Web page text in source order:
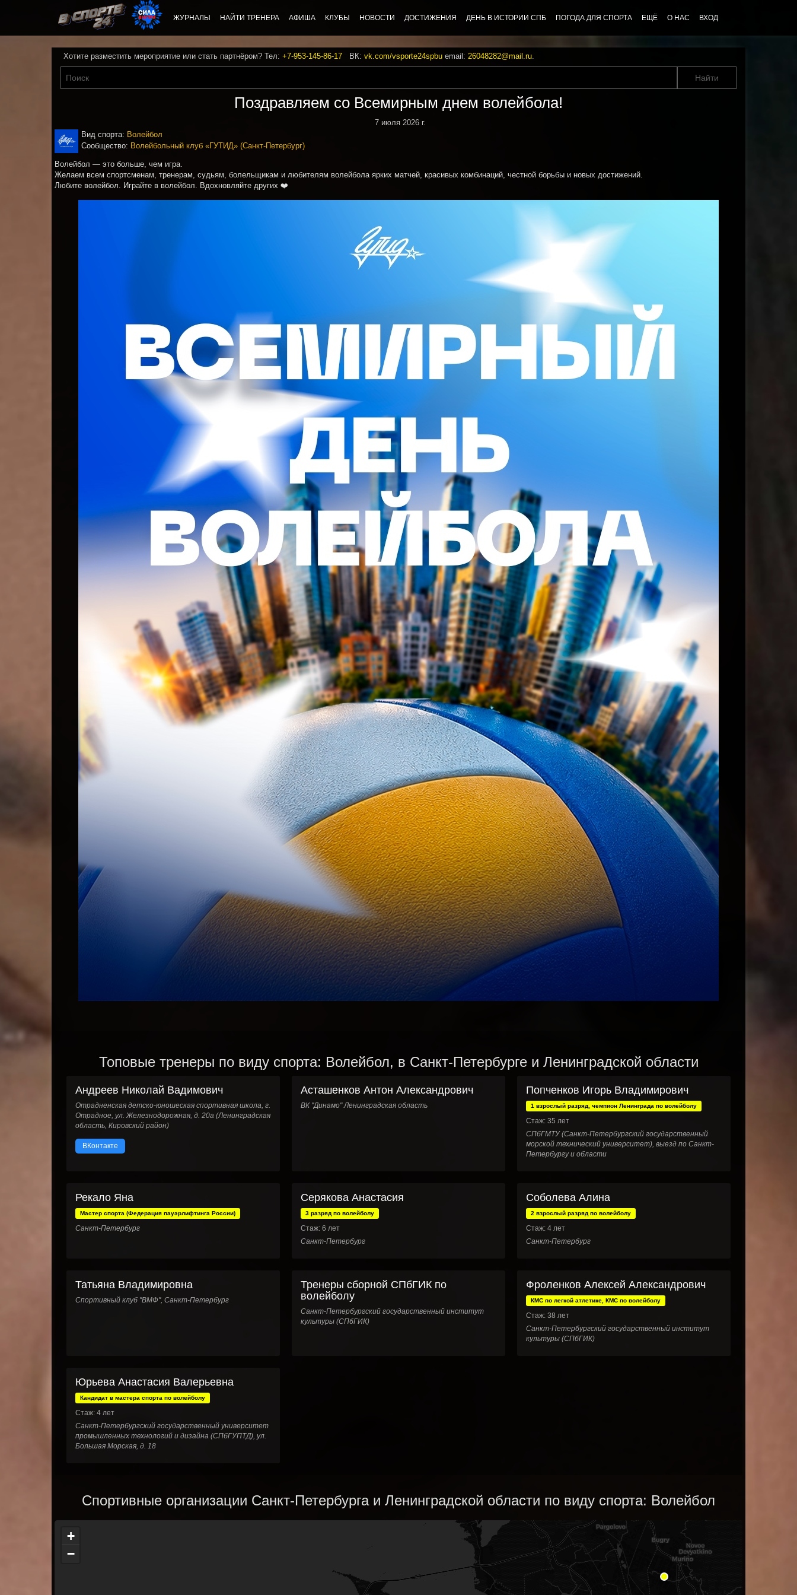
ЖУРНАЛЫ НАЙТИ ТРЕНЕРА АФИША КЛУБЫ НОВОСТИ ДОСТИЖЕНИЯ ДЕНЬ В ИСТОРИИ СПБ ПОГОДА ДЛЯ СПОРТА ЕЩЁ О НАС ВХОД
Хотите разместить мероприятие или стать партнёром? Тел: +7-953-145-86-17 ВК: vk.com/vsporte24spbu email: 26048282@mail.ru.
Поздравляем со Всемирным днем волейбола!
7 июля 2026 г.
Вид спорта: Волейбол
Сообщество: Волейбольный клуб «ГУТИД» (Санкт-Петербург)
Волейбол — это больше, чем игра.
Желаем всем спортсменам, тренерам, судьям, болельщикам и любителям волейбола ярких матчей, красивых комбинаций, честной борьбы и новых достижений.
Любите волейбол. Играйте в волейбол. Вдохновляйте других ❤️
Топовые тренеры по виду спорта: Волейбол, в Санкт-Петербурге и Ленинградской области
Андреев Николай Вадимович
Отрадненская детско-юношеская спортивная школа, г.
Отрадное, ул. Железнодорожная, д. 20а (Ленинградская
область, Кировский район)
ВКонтакте
Асташенков Антон Александрович
ВК "Динамо" Ленинградская область
Попченков Игорь Владимирович
1 взрослый разряд, чемпион Ленинграда по волейболу
Стаж: 35 лет
СПбГМТУ (Санкт-Петербургский государственный
морской технический университет), выезд по Санкт-
Петербургу и области
Рекало Яна
Мастер спорта (Федерация пауэрлифтинга России)
Санкт-Петербург
Серякова Анастасия
3 разряд по волейболу
Стаж: 6 лет
Санкт-Петербург
Соболева Алина
2 взрослый разряд по волейболу
Стаж: 4 лет
Санкт-Петербург
Татьяна Владимировна
Спортивный клуб "ВМФ", Санкт-Петербург
Тренеры сборной СПбГИК по
волейболу
Санкт-Петербургский государственный институт
культуры (СПбГИК)
Фроленков Алексей Александрович
КМС по легкой атлетике, КМС по волейболу
Стаж: 38 лет
Санкт-Петербургский государственный институт
культуры (СПбГИК)
Юрьева Анастасия Валерьевна
Кандидат в мастера спорта по волейболу
Стаж: 4 лет
Санкт-Петербургский государственный университет
промышленных технологий и дизайна (СПбГУПТД), ул.
Большая Морская, д. 18
Спортивные организации Санкт-Петербурга и Ленинградской области по виду спорта: Волейбол
+
−